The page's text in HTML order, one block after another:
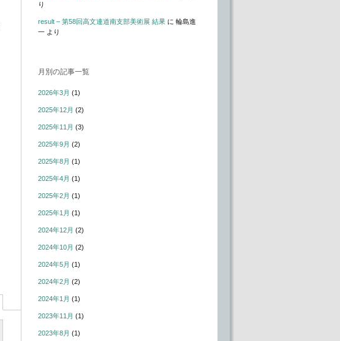
り
result – 第58回高文連道南支部美術展 結果 に 輪島進
一 より
月別の記事一覧
2026年3月 (1)
2025年12月 (2)
2025年11月 (3)
2025年9月 (2)
2025年8月 (1)
2025年4月 (1)
2025年2月 (1)
2025年1月 (1)
2024年12月 (2)
2024年10月 (2)
2024年5月 (1)
2024年2月 (2)
2024年1月 (1)
2023年11月 (1)
2023年8月 (1)